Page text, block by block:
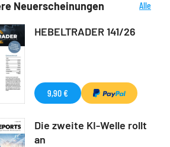
Neuerscheinungen
Alle
HEBELTRADER 141/26
9,90 €
Die zweite KI-Welle rollt
an